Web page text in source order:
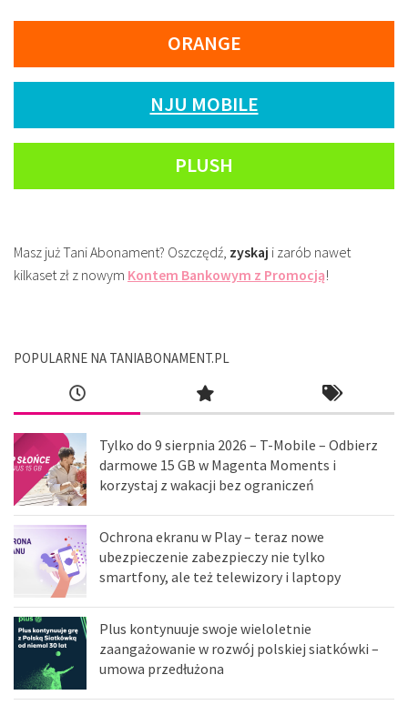
ORANGE
NJU MOBILE
PLUSH
Masz już Tani Abonament? Oszczędź, zyskaj i zarób nawet
kilkaset zł z nowym Kontem Bankowym z Promocją!
POPULARNE NA TANIABONAMENT.PL
Tylko do 9 sierpnia 2026 – T-Mobile – Odbierz
darmowe 15 GB w Magenta Moments i
korzystaj z wakacji bez ograniczeń
Ochrona ekranu w Play – teraz nowe
ubezpieczenie zabezpieczy nie tylko
smartfony, ale też telewizory i laptopy
Plus kontynuuje swoje wieloletnie
zaangażowanie w rozwój polskiej siatkówki –
umowa przedłużona